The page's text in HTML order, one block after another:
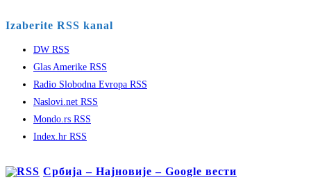
Izaberite RSS kanal
DW RSS
Glas Amerike RSS
Radio Slobodna Evropa RSS
Naslovi.net RSS
Mondo.rs RSS
Index.hr RSS
Србија – Најновије – Google вести